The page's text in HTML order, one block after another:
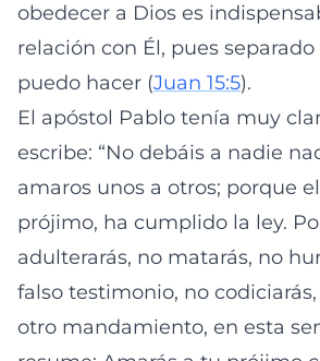
obedecer a Dios es
relación con Él, pues separado
puedo hacer (Juan 15:5).
El apóstol Pablo tenía muy
escribe: “No debáis a nadie
amaros unos a otros; porque
prójimo, ha cumplido la ley.
adulterarás, no matarás, no
falso testimonio, no
otro mandamiento, en esta